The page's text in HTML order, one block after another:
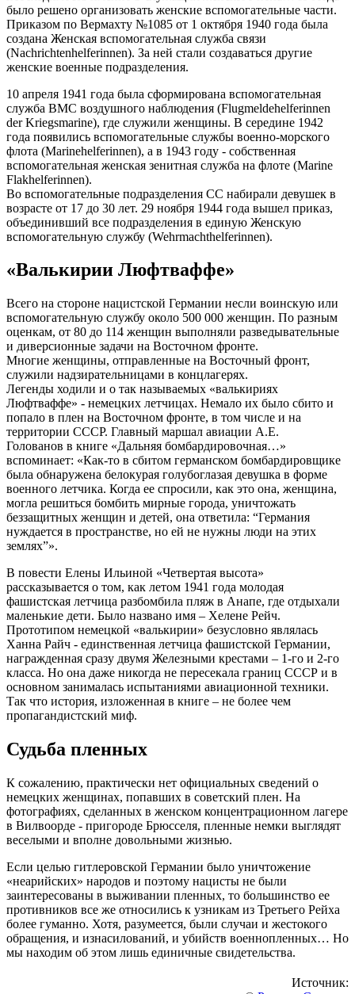
было решено организовать женские вспомогательные части.
Приказом по Вермахту №1085 от 1 октября 1940 года была
создана Женская вспомогательная служба связи
(Nachrichtenhelferinnen). За ней стали создаваться другие
женские военные подразделения.
10 апреля 1941 года была сформирована вспомогательная
служба ВМС воздушного наблюдения (Flugmeldehelferinnen
der Kriegsmarine), где служили женщины. В середине 1942
года появились вспомогательные службы военно-морского
флота (Marinehelferinnen), а в 1943 году - собственная
вспомогательная женская зенитная служба на флоте (Marine
Flakhelferinnen).
Во вспомогательные подразделения СС набирали девушек в
возрасте от 17 до 30 лет. 29 ноября 1944 года вышел приказ,
объединивший все подразделения в единую Женскую
вспомогательную службу (Wehrmachthelferinnen).
«Валькирии Люфтваффе»
Всего на стороне нацистской Германии несли воинскую или
вспомогательную службу около 500 000 женщин. По разным
оценкам, от 80 до 114 женщин выполняли разведывательные
и диверсионные задачи на Восточном фронте.
Многие женщины, отправленные на Восточный фронт,
служили надзирательницами в концлагерях.
Легенды ходили и о так называемых «валькириях
Люфтваффе» - немецких летчицах. Немало их было сбито и
попало в плен на Восточном фронте, в том числе и на
территории СССР. Главный маршал авиации А.Е.
Голованов в книге «Дальняя бомбардировочная…»
вспоминает: «Как-то в сбитом германском бомбардировщике
была обнаружена белокурая голубоглазая девушка в форме
военного летчика. Когда ее спросили, как это она, женщина,
могла решиться бомбить мирные города, уничтожать
беззащитных женщин и детей, она ответила: “Германия
нуждается в пространстве, но ей не нужны люди на этих
землях”».
В повести Елены Ильиной «Четвертая высота»
рассказывается о том, как летом 1941 года молодая
фашистская летчица разбомбила пляж в Анапе, где отдыхали
маленькие дети. Было названо имя – Хелене Рейч.
Прототипом немецкой «валькирии» безусловно являлась
Ханна Райч - единственная летчица фашистской Германии,
награжденная сразу двумя Железными крестами – 1-го и 2-го
класса. Но она даже никогда не пересекала границ СССР и в
основном занималась испытаниями авиационной техники.
Так что история, изложенная в книге – не более чем
пропагандистский миф.
Судьба пленных
К сожалению, практически нет официальных сведений о
немецких женщинах, попавших в советский плен. На
фотографиях, сделанных в женском концентрационном лагере
в Вилвоорде - пригороде Брюсселя, пленные немки выглядят
веселыми и вполне довольными жизнью.
Если целью гитлеровской Германии было уничтожение
«неарийских» народов и поэтому нацисты не были
заинтересованы в выживании пленных, то большинство ее
противников все же относились к узникам из Третьего Рейха
более гуманно. Хотя, разумеется, были случаи и жестокого
обращения, и изнасилований, и убийств военнопленных… Но
мы находим об этом лишь единичные свидетельства.
Источник: